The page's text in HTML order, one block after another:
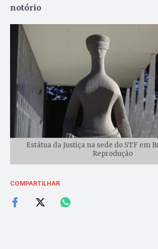
notório
Estátua da Justiça na sede do STF em
Reprodução
COMPARTILHAR